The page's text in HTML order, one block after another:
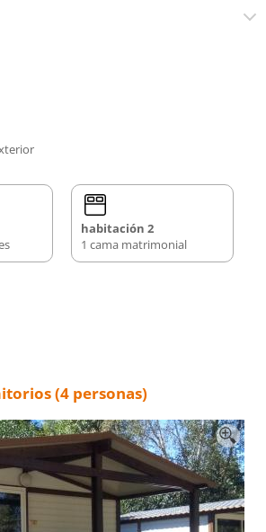
habitación 2
1 cama matrimonial
(4 personas)